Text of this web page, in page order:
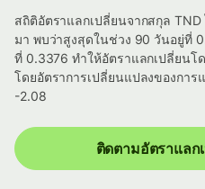
สถิติอัตราแลกเปลี่ยนจากสกุล
มา พบว่าสูงสุดในช่วง 90 วันอยู่ที่
ที่ 0.3376 ทำให้อัตราแลกเปลี่ยนโ
โดยอัตราการเปลี่ยนแปลงของการ
-2.08
ติดตามอัตราแลก